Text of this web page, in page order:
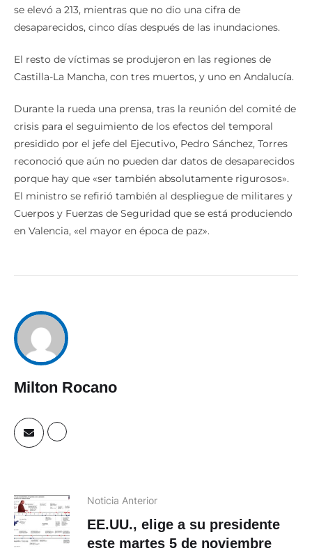
se elevó a 213, mientras que no dio una cifra de
desaparecidos, cinco días después de las inundaciones.
El resto de víctimas se produjeron en las regiones de
Castilla-La Mancha, con tres muertos, y uno en Andalucía.
Durante la rueda una prensa, tras la reunión del comité de
crisis para el seguimiento de los efectos del temporal
presidido por el jefe del Ejecutivo, Pedro Sánchez, Torres
reconoció que aún no pueden dar datos de desaparecidos
porque hay que «ser también absolutamente rigurosos».
El ministro se refirió también al despliegue de militares y
Cuerpos y Fuerzas de Seguridad que se está produciendo
en Valencia, «el mayor en época de paz».
Milton Rocano
Noticia Anterior
EE.UU., elige a su presidente
este martes 5 de noviembre